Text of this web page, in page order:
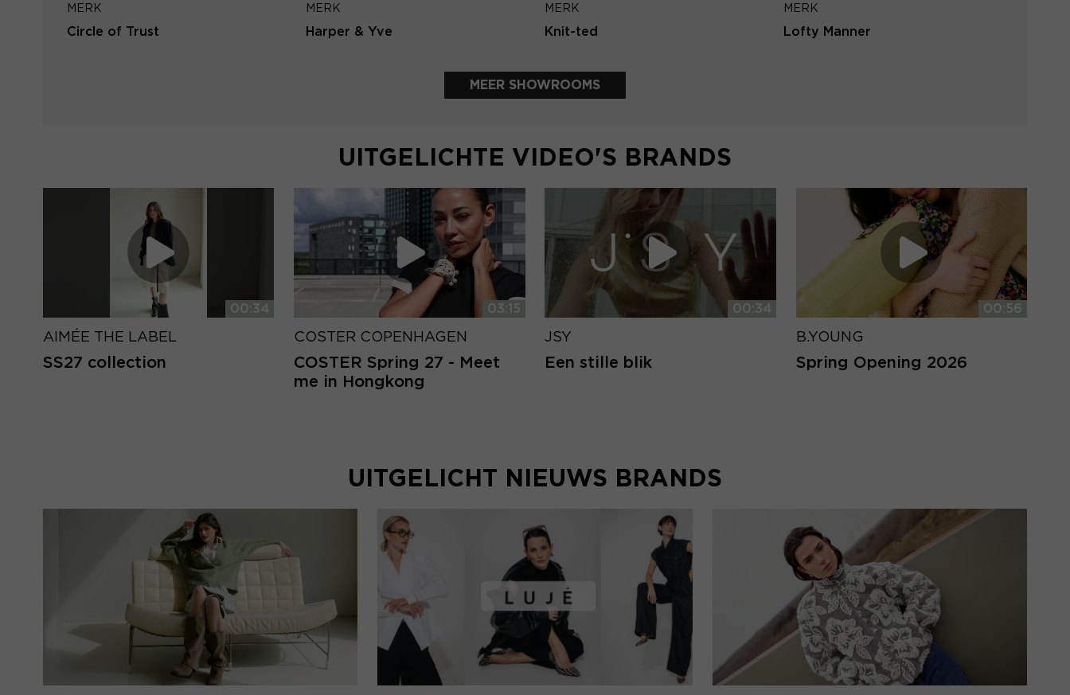
MERK
Circle of Trust
MERK
Harper & Yve
MERK
Knit-ted
MERK
Lofty Manner
MEER SHOWROOMS
UITGELICHTE VIDEO'S BRANDS
00:34
AIMÉE THE LABEL
SS27 collection
03:15
COSTER COPENHAGEN
COSTER Spring 27 - Meet
me in Hongkong
00:34
JSY
Een stille blik
00:56
B.YOUNG
Spring Opening 2026
UITGELICHT NIEUWS BRANDS